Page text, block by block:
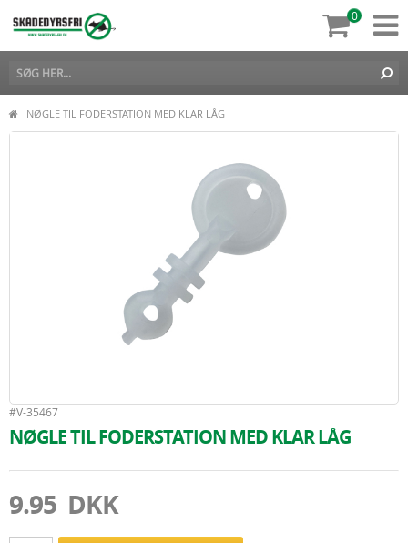
0
NØGLE TIL FODERSTATION MED KLAR LÅG
#V-35467
NØGLE TIL FODERSTATION MED KLAR LÅG
9.95 DKK